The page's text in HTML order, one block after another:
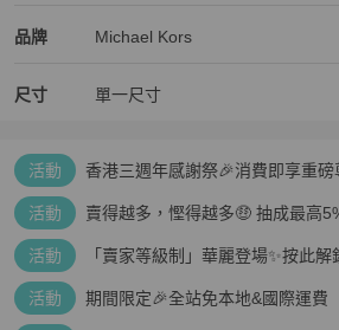
可接受再購買。
▪️高標準/完美者/想像力豐富的，請繞道。
有時連購證小票都不一定會有，部分商品會
以理解接受再購買呦！
有個人觀感：如小刮痕、小污點、色差、壓
歡、不合用、
尺寸問題...等⛔商品售出後恕【無退換貨】
品牌
Michael Kors精品女士錢包 / 小皮件
Michael Kors
Michael Kors推薦清單
尺寸 單一尺寸
活動
香港三週年感謝祭🎉消費即享重磅
活動
賣得越多，慳得越多🤑 抽成最高
活動 「賣家等級制」華麗登場✨按此解
活動 期間限定🎉全站免本地&國際運費